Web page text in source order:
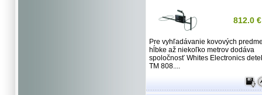
812.0 €
Pre vyhľadávanie kovových
hĺbke až niekoľko metrov dodáva
spoločnosť Whites Electronics
TM 808....